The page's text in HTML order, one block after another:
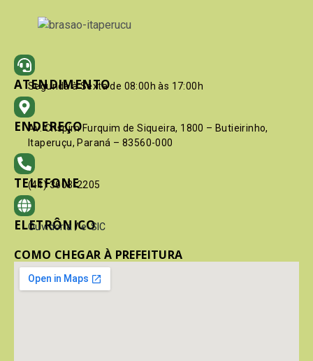
ATENDIMENTO
Segunda à Sexta de 08:00h às 17:00h
ENDEREÇO
Av. Crispim Furquim de Siqueira, 1800 – Butieirinho,
Itaperuçu, Paraná – 83560-000
TELEFONE
(41) 3603-2205
ELETRÔNICO
Ouvidoria / e-SIC
COMO CHEGAR À PREFEITURA